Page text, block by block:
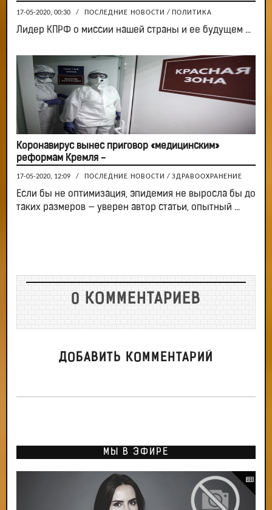
17-05-2020, 00:30 / ПОСЛЕДНИЕ НОВОСТИ / ПОЛИТИКА
Лидер КПРФ о миссии нашей страны и ее будущем ...
Коронавирус вынес приговор «медицинским»
реформам Кремля -
17-05-2020, 12:09 / ПОСЛЕДНИЕ НОВОСТИ / ЗДРАВООХРАНЕНИЕ
Если бы не оптимизация, эпидемия не выросла бы до
таких размеров — уверен автор статьи, опытный ...
0 КОММЕНТАРИЕВ
ДОБАВИТЬ КОММЕНТАРИЙ
МЫ В ЭФИРЕ